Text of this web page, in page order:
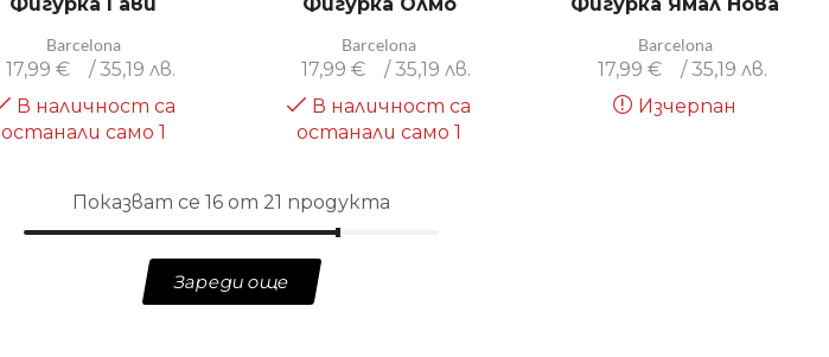
Barcelona
17,99 €
/ 35,19 лв.
В наличност са
останали само 1
Barcelona
17,99€
/ 35,19 лв.
В наличност са
останали само 1
Barcelona
17,99 €
/ 35,19 лв.
Изчерпан
Показват се 16 от 21 продукта
Зареди още